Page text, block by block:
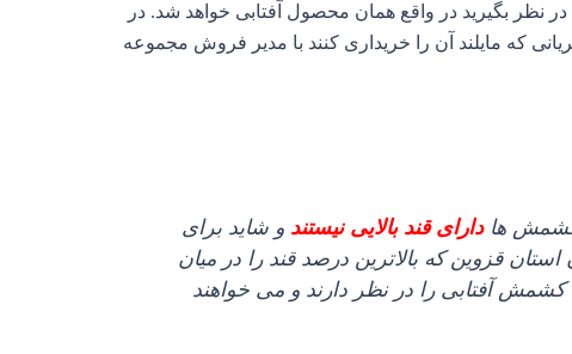
بگیرید در واقع همان محصول آفتابی خواهد شد. در
که مایلند آن را خریداری کنند با مدیر فروش مجموعه
کشمش هادارای قند بالایی نیستند و شاید برای
قزوین که بالاترین درصد قند را در میان
آفتابی را در نظر دارند و می‌ خواهند